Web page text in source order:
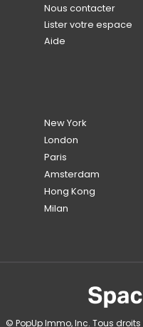
Nous contacter
Lister votre espace
Aide
New York
London
Paris
Amsterdam
Hong Kong
Milan
© PopUp Immo, Inc. Tous droits